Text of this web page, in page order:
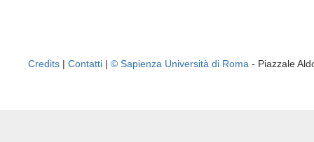
Credits | Contatti | © Sapienza Università di Roma - Piazzale